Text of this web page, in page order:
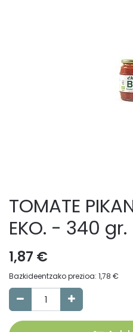
TOMATE
EKO. - 340 gr.
1,87 €
Bazkideentzako prezioa: 1,78 €